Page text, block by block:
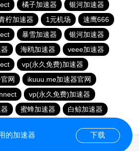
橘子加速器
银河加速器
柠加速器 1元机场
速鹰666
暴雪加速器
银河加速器
海鸥加速器
veee加速器
vp(永久免费)加速器
网
ikuuu.me加速器官网
vp(永久免费)加速器
蜜蜂加速器
白鲸加速器
的加速器 下载